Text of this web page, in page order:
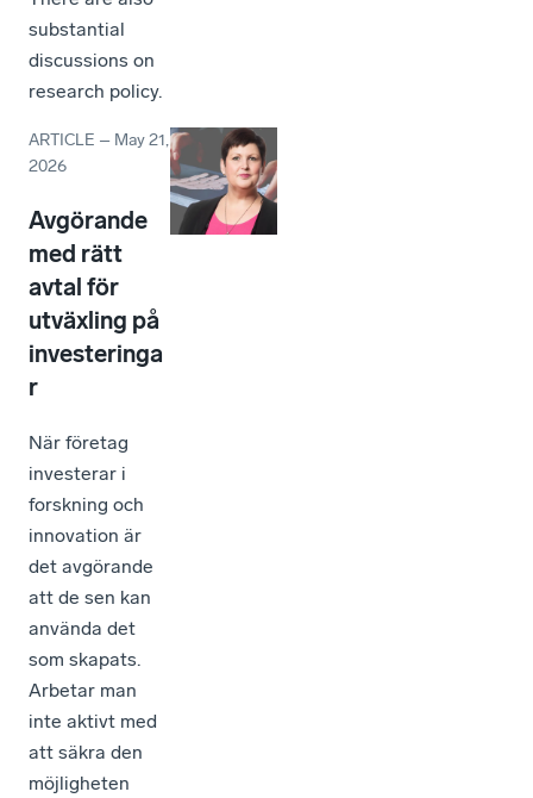
substantial
discussions on
research policy.
ARTICLE – May 21,
2026
Avgörande
med rätt
avtal för
utväxling på
investeringa
r
När företag
investerar i
forskning och
innovation är
det avgörande
att de sen kan
använda det
som skapats.
Arbetar man
inte aktivt med
att säkra den
möjligheten